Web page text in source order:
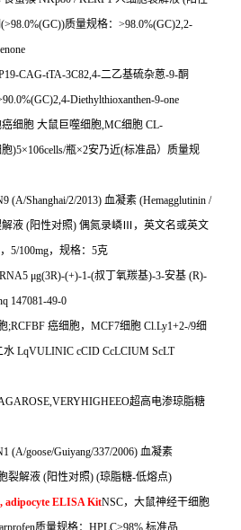
(>98.0%(GC))质量规格： >98.0%(GC)2,2-
CAG-tTA-3C82,4-二乙基硫杂蒽-9-酮
Diethylthioxanthen-9-one
细胞 大鼠巨噬细胞,MC细胞 CL-
)5×106cells/瓶×2安乃近(标准品）质量规
(A/Shanghai/2/2013) 血凝素 (Hemagglutinin /
液 (阳性对照) 偶氮录嶙Ⅲ，英文名或英文
5/100mg，规格： 5克
μg(3R)-(+)-1-(叔丁氧羰基)-3-安基 (R)-
147081-49-0
;RCFBF 癌细胞， MCF7细胞 Cl.Ly1+2-/9细
水 LqVULINIC cCID CcLCIUM ScLT
超高电渗琼脂糖
(A/goose/Guiyang/337/2006) 血凝素
裂解液 (阳性对照) (琼脂糖-低熔点)
adipocyte ELISA KitNSC，大鼠神经干细胞
质量规格： HPLC>98%,标准品